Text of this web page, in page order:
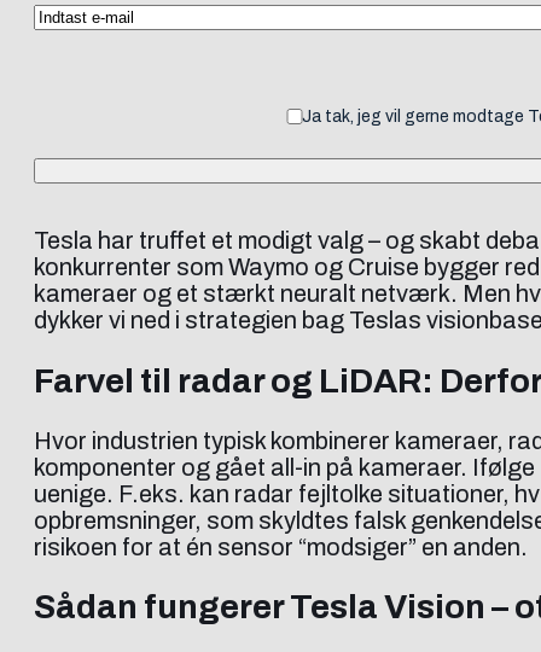
Ja tak, jeg vil gerne modtage
Tesla har truffet et modigt valg – og skabt
konkurrenter som Waymo og Cruise bygger
kameraer og et stærkt neuralt netværk. Men
dykker vi ned i strategien bag Teslas
Farvel til radar og LiDAR:
Hvor industrien typisk kombinerer kameraer,
komponenter og gået all-in på kameraer.
uenige. F.eks. kan radar fejltolke situationer,
opbremsninger, som skyldtes falsk
risikoen for at én sensor “modsiger” en anden.
Sådan fungerer Tesla Vision –